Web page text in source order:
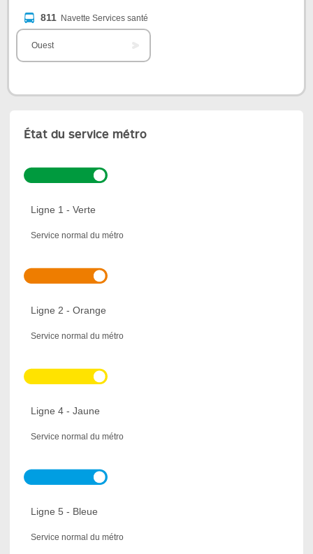
811 Navette Services santé
Ouest
État du service métro
Ligne 1 - Verte
Service normal du métro
Ligne 2 - Orange
Service normal du métro
Ligne 4 - Jaune
Service normal du métro
Ligne 5 - Bleue
Service normal du métro